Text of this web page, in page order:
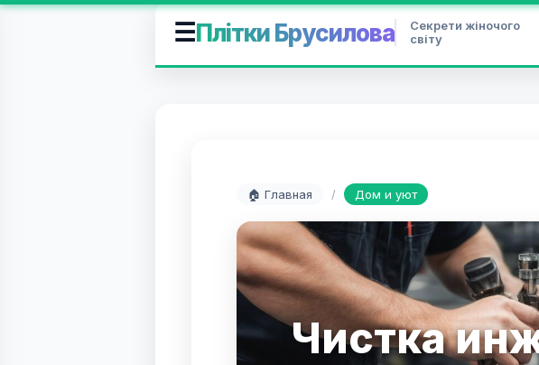
☰Плітки Брусилова
Секрети жіночого
світу
🏠 Главная / Дом и уют
Чистка